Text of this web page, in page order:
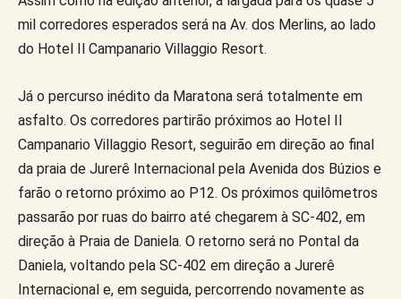
mil corredores esperados será na Av. dos Merlins, ao lado
do Hotel Il Campanario Villaggio Resort.
Já o percurso inédito da Maratona será totalmente em
asfalto. Os corredores partirão próximos ao Hotel Il
Campanario Villaggio Resort, seguirão em direção ao final
da praia de Jurerê Internacional pela Avenida dos Búzios e
farão o retorno próximo ao P12. Os próximos quilômetros
passarão por ruas do bairro até chegarem à SC-402, em
direção à Praia de Daniela. O retorno será no Pontal da
Daniela, voltando pela SC-402 em direção a Jurerê
Internacional e, em seguida, percorrendo novamente as